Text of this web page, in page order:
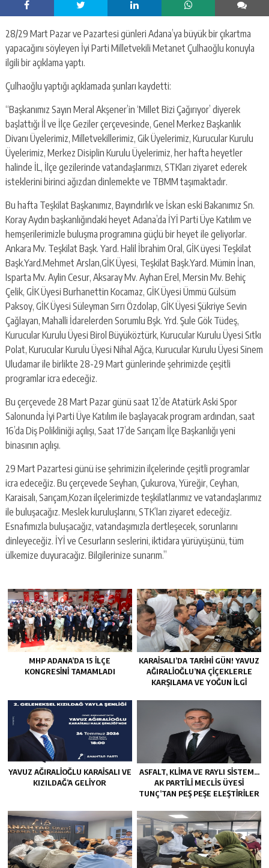
28/29 Mart Pazar ve Pazartesi günleri Adana’ya büyük bir çıkartma
yapacağını söyleyen İyi Parti Milletvekili Metanet Çulhaoğlu konuyla
ilgili bir açıklama yaptı.
Çulhaoğlu yaptığı açıklamada şunları kaydetti:
“Başkanımız Sayın Meral Akşener’in ‘Millet Bizi Çağırıyor’ diyerek
başlattığı İl ve İlçe Geziler çerçevesinde, Genel Merkez Başkanlık
Divanı Üyelerimiz, Milletvekillerimiz, Gik Üyelerimiz, Kurucular Kurulu
Üyelerimiz, Merkez Disiplin Kurulu Üyelerimiz, her hafta heyetler
halinde İL, İlçe gezilerinde vatandaşlarımızı, STKları ziyaret ederek
isteklerini birinci ağızdan dinlemekte ve TBMM taşımaktadır.
Bu hafta Teşkilat Başkanımız, Bayındırlık ve İskan eski Bakanımız Sn.
Koray Aydın başkanlığındaki heyet Adana’da İYİ Parti Üye Katılım ve
hemşerilerimizle buluşma programına güçlü bir heyet ile geliyorlar.
Ankara Mv. Teşkilat Başk. Yard. Halil İbrahim Oral, GİK üyesi Teşkilat
Başk.Yard.Mehmet Arslan,GİK Üyesi, Teşkilat Başk.Yard. Mümin İnan,
Isparta Mv. Aylin Cesur, Aksaray Mv. Ayhan Erel, Mersin Mv. Behiç
Çelik, GİK Üyesi Burhanettin Kocamaz, GİK Üyesi Ümmü Gülsüm
Paksoy, GİK Üyesi Süleyman Sırrı Özdolap, GİK Üyesi Şükriye Sevin
Çağlayan, Mahalli İdarelerden Sorumlu Bşk. Yrd. Şule Gök Tüdeş,
Kurucular Kurulu Üyesi Birol Büyüköztürk, Kurucular Kurulu Üyesi Sıtkı
Polat, Kurucular Kurulu Üyesi Nihal Ağca, Kurucular Kurulu Üyesi Sinem
Uludamar ile birlikte 28-29 Mart günlerinde şehrimizde çeşitli
programlar icra edeceğiz.
Bu çerçevede 28 Mart Pazar günü saat 12’de Atatürk Aski Spor
Salonunda İyi Parti Üye Katılım ile başlayacak program ardından, saat
16’da Diş Polikliniği açılışı, Saat 17’de Sarıçam İlçe Başkanlığı yeni
binasının açılışı.
29 Mart Pazartesi günü ise şehrimizin ilçelerinde çeşitli programlar
icra edeceğiz. Bu çerçevede Seyhan, Çukurova, Yüreğir, Ceyhan,
Karaisalı, Sarıçam,Kozan ilçelerimizde teşkilatlarımız ve vatandaşlarımız
ile buluşacağız. Meslek kuruluşlarını, STK’ları ziyaret edeceğiz.
Esnafımızla buluşacağız, vatandaşımızla dertleşecek, sorunlarını
dinleyeceğiz. İYİ ve Cesurların seslerini, iktidara yürüyüşünü, tüm
ülkemize duyuracağız. Bilgilerinize sunarım.”
MHP ADANA’DA 15 İLÇE
KONGRESINI TAMAMLADI
KARAISALI’DA TARIHI GÜN! YAVUZ
AĞIRALIOĞLU’NA ÇIÇEKLERLE
KARŞILAMA VE YOĞUN İLGI
YAVUZ AĞIRALIOĞLU KARAISALI VE
KIZILDAĞ’A GELIYOR
ASFALT, KLIMA VE RAYLI SISTEM…
AK PARTILI MECLIS ÜYESI
TUNÇ’TAN PEŞ PEŞE ELEŞTIRILER